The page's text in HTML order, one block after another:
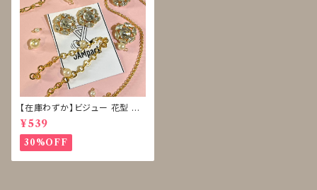
【在庫わずか】ビジュー 花型 ボ
タン 再販なし
¥539
30%OFF